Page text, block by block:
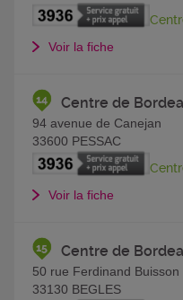
Voir la fiche
Centre de
94 avenue de Canejan
33600 PESSAC
Voir la fiche
Centre de
50 rue Ferdinand Buisson
33130 BEGLES